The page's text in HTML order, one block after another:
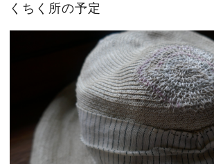
くちく所の予定